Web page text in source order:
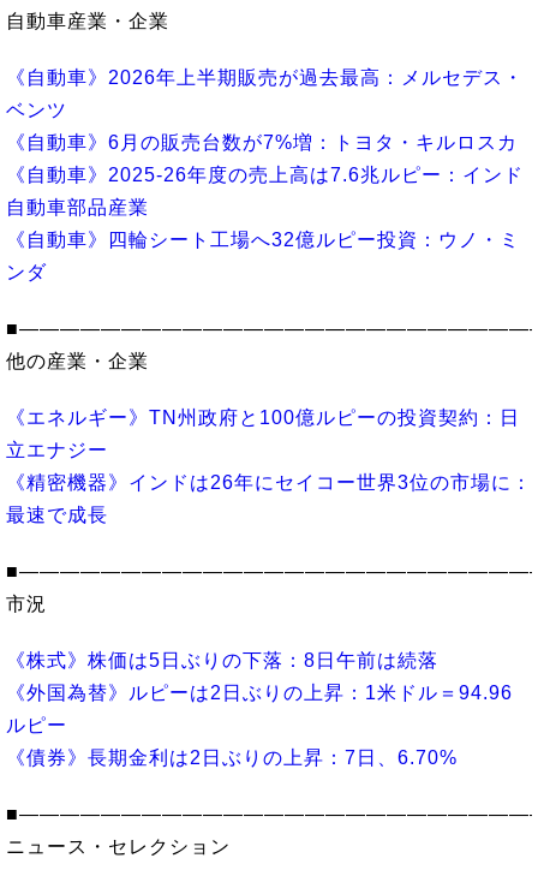
自動車産業・企業
《自動車》2026年上半期販売が過去最高：メルセデス・
ベンツ
《自動車》6月の販売台数が7%増：トヨタ・キルロスカ
《自動車》2025-26年度の売上高は7.6兆ルピー：インド
自動車部品産業
《自動車》四輪シート工場へ32億ルピー投資：ウノ・ミ
ンダ
他の産業・企業
《エネルギー》TN州政府と100億ルピーの投資契約：日
立エナジー
《精密機器》インドは26年にセイコー世界3位の市場に：
最速で成長
市況
《株式》株価は5日ぶりの下落：8日午前は続落
《外国為替》ルピーは2日ぶりの上昇：1米ドル＝94.96
ルピー
《債券》長期金利は2日ぶりの上昇：7日、6.70%
ニュース・セレクション